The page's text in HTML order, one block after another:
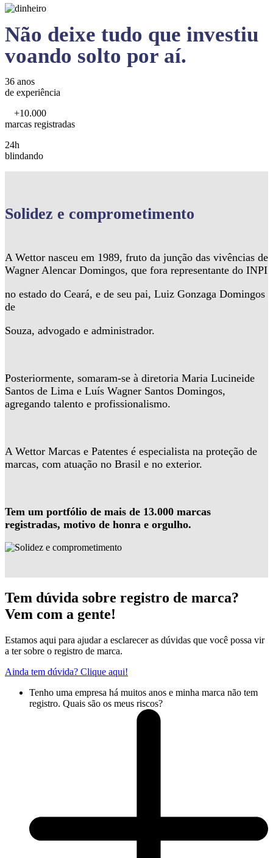
Não deixe tudo que investiu
voando solto por aí.
36 anos
de experiência
+10.000
marcas registradas
24h
blindando
Solidez e comprometimento
A Wettor nasceu em 1989, fruto da junção das vivências de
Wagner Alencar Domingos, que fora representante do INPI
no estado do Ceará, e de seu pai, Luiz Gonzaga Domingos
de
Souza, advogado e administrador.
Posteriormente, somaram-se à diretoria Maria Lucineide
Santos de Lima e Luís Wagner Santos Domingos,
agregando talento e profissionalismo.
A Wettor Marcas e Patentes é especialista na proteção de
marcas, com atuação no Brasil e no exterior.
Tem um portfólio de mais de 13.000 marcas
registradas, motivo de honra e orgulho.
Tem dúvida sobre registro de marca?
Vem com a gente!
Estamos aqui para ajudar a esclarecer as dúvidas que você possa vir
a ter sobre o registro de marca.
Ainda tem dúvida? Clique aqui!
Tenho uma empresa há muitos anos e minha marca não tem
registro. Quais são os meus riscos?